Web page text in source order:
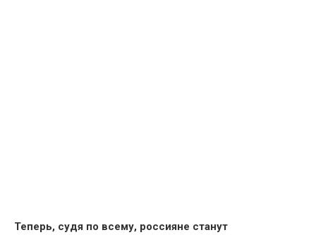
Теперь, судя по всему, россияне станут